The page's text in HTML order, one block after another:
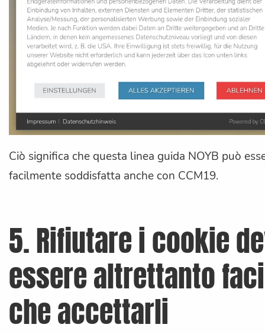
Ciò significa che questa linea guida NOYB può
facilmente soddisfatta anche con CCM19.
5. Rifiutare i cookie
essere altrettanto
che accettarli